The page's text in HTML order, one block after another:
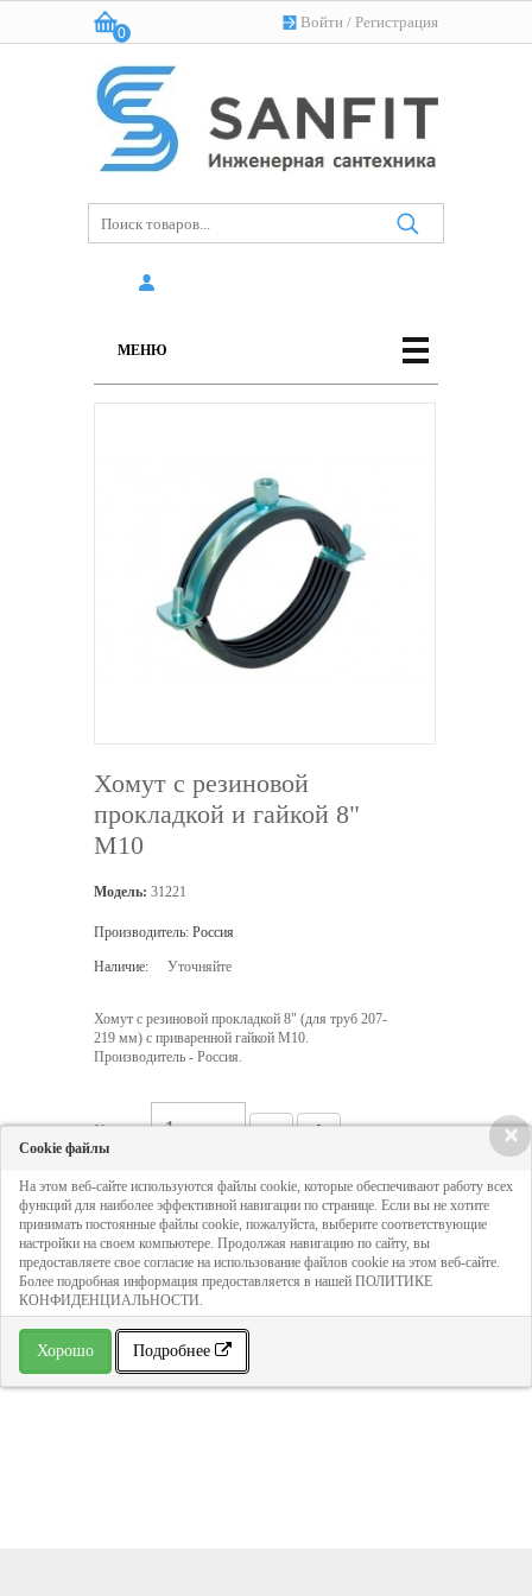
Войти / Регистрация
Корзина:
0
(пусто)
МЕНЮ
Хомут с резиновой
прокладкой и гайкой 8"
M10
Модель: 31221
Производитель: Россия
Наличие: Уточняйте
Хомут с резиновой прокладкой 8" (для труб 207-
219 мм) с приваренной гайкой M10.
Производитель - Россия.
Кол-во:
120 руб
ДОБАВИТЬ В КОРЗИНУ
» В избранное
×
Cookie файлы
На этом веб-сайте используются файлы cookie, которые обеспечивают работу всех
функций для наиболее эффективной навигации по странице. Если вы не хотите
принимать постоянные файлы cookie, пожалуйста, выберите соответствующие
настройки на своем компьютере. Продолжая навигацию по сайту, вы
предоставляете свое согласие на использование файлов cookie на этом веб-сайте.
Более подробная информация предоставляется в нашей ПОЛИТИКЕ
КОНФИДЕНЦИАЛЬНОСТИ.
Хорошо Подробнее